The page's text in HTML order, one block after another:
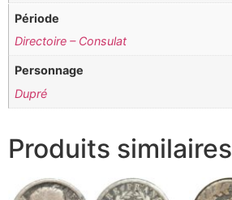
Période
Directoire – Consulat
Personnage
Dupré
Produits similaires